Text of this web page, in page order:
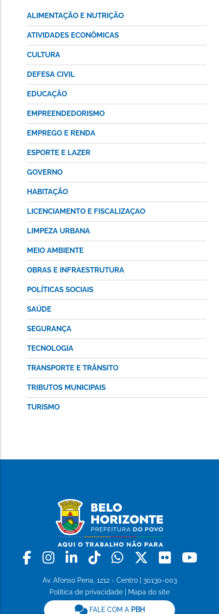
ALIMENTAÇÃO E NUTRIÇÃO
ATIVIDADES ECONÔMICAS
CULTURA
DEFESA CIVIL
EDUCAÇÃO
EMPREENDEDORISMO
EMPREGO E RENDA
ESPORTE E LAZER
GOVERNO
HABITAÇÃO
LICENCIAMENTO E FISCALIZAÇAO
LIMPEZA URBANA
MEIO AMBIENTE
OBRAS E INFRAESTRUTURA
POLÍTICAS SOCIAIS
SAÚDE
SEGURANÇA
TECNOLOGIA
TRANSPORTE E TRÂNSITO
TRIBUTOS MUNICIPAIS
TURISMO
Facebook
Instagram
LinkedinTiktokWhatsapp
X Flickr
Av. Afonso Pena, 1212 - Centro | 30130-003
Política de privacidade
Mapa do site
FALE COM A PBH